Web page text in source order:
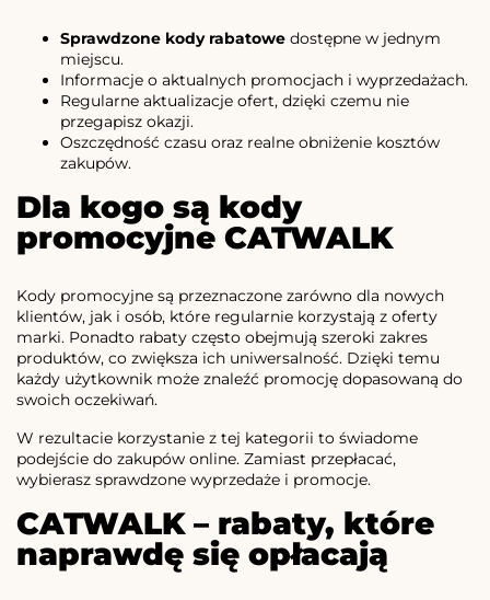
Sprawdzone kody rabatowe dostępne w jednym
miejscu.
Informacje o aktualnych promocjach i wyprzedażach.
Regularne aktualizacje ofert, dzięki czemu nie
przegapisz okazji.
Oszczędność czasu oraz realne obniżenie kosztów
zakupów.
Dla kogo są kody
promocyjne CATWALK
Kody promocyjne są przeznaczone zarówno dla nowych
klientów, jak i osób, które regularnie korzystają z oferty
marki. Ponadto rabaty często obejmują szeroki zakres
produktów, co zwiększa ich uniwersalność. Dzięki temu
każdy użytkownik może znaleźć promocję dopasowaną do
swoich oczekiwań.
W rezultacie korzystanie z tej kategorii to świadome
podejście do zakupów online. Zamiast przepłacać,
wybierasz sprawdzone wyprzedaże i promocje.
CATWALK – rabaty, które
naprawdę się opłacają